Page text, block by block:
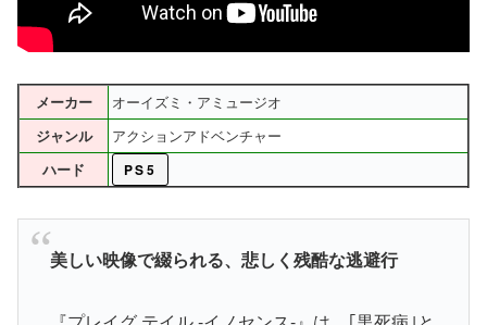
メーカー オーイズミ・アミュージオ
ジャンル アクションアドベンチャー
ハード PS5
美しい映像で綴られる、悲しく残酷な逃避行